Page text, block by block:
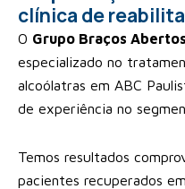
clínica de
O Grupo Braços
especializado no
alcoólatras em ABC
de experiência no
Temos resultados
pacientes recuperados